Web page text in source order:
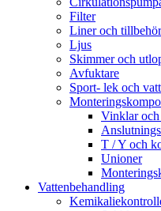
Filter
Liner och tillbehör
Ljus
Skimmer och
Avfuktare
Sport- lek och
Vinklar
T / Y och
Unioner
Vattenbehandling